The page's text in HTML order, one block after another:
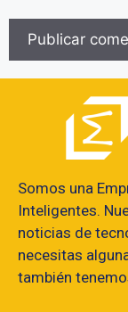
Somos una
Inteligentes.
noticias de
necesitas
también